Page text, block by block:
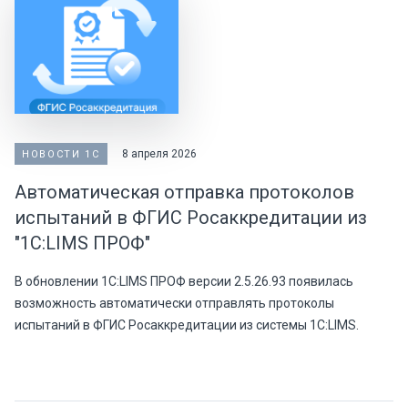
НОВОСТИ 1С 8 апреля 2026
Автоматическая отправка протоколов
испытаний в ФГИС Росаккредитации из
"1С:LIMS ПРОФ"
В обновлении 1С:LIMS ПРОФ версии 2.5.26.93 появилась
возможность автоматически отправлять протоколы
испытаний в ФГИС Росаккредитации из системы 1С:LIMS.